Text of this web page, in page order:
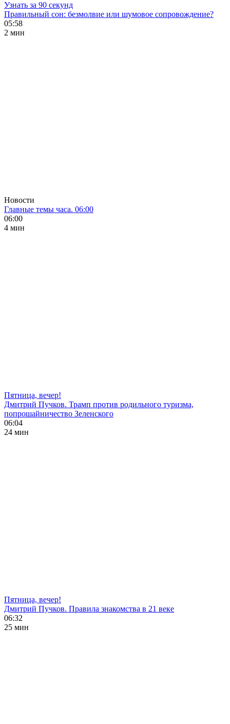
Узнать за 90 секунд
Правильный сон: безмолвие или шумовое сопровождение?
05:58
2 мин
Новости
Главные темы часа. 06:00
06:00
4 мин
Пятница, вечер!
Дмитрий Пучков. Трамп против родильного туризма,
попрошайничество Зеленского
06:04
24 мин
Пятница, вечер!
Дмитрий Пучков. Правила знакомства в 21 веке
06:32
25 мин